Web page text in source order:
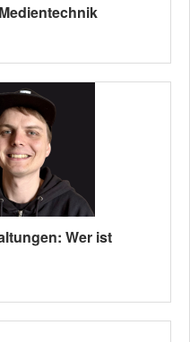
Wer ist